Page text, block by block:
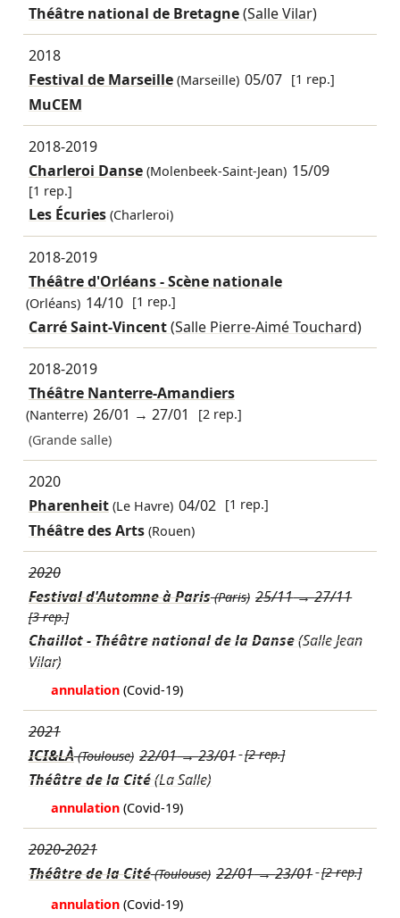
Théâtre national de Bretagne(Salle Vilar)
2018
Festival de Marseille(Marseille) 05/07 [1 rep.]
MuCEM
2018-2019
Charleroi Danse(Molenbeek-Saint-Jean) 15/09
[1 rep.]
Les Écuries (Charleroi)
2018-2019
Théâtre d'Orléans - Scène nationale
(Orléans) 14/10 [1 rep.]
Carré Saint-Vincent(Salle Pierre-Aimé Touchard)
2018-2019
Théâtre Nanterre-Amandiers
(Nanterre) 26/01 →27/01
[2 rep.]
(Grande salle)
2020
Pharenheit(Le Havre) 04/02 [1 rep.]
Théâtre des Arts (Rouen)
2020
Festival d'Automne à Paris(Paris) 25/11→27/11
[3 rep.]
Chaillot - Théâtre national de la Danse(Salle Jean
Vilar)
annulation (Covid-19)
2021
ICI&LÀ(Toulouse) 22/01→23/01 [2 rep.]
Théâtre de la Cité(La Salle)
annulation (Covid-19)
2020-2021
Théâtre de la Cité(Toulouse) 22/01→23/01 [2 rep.]
annulation (Covid-19)